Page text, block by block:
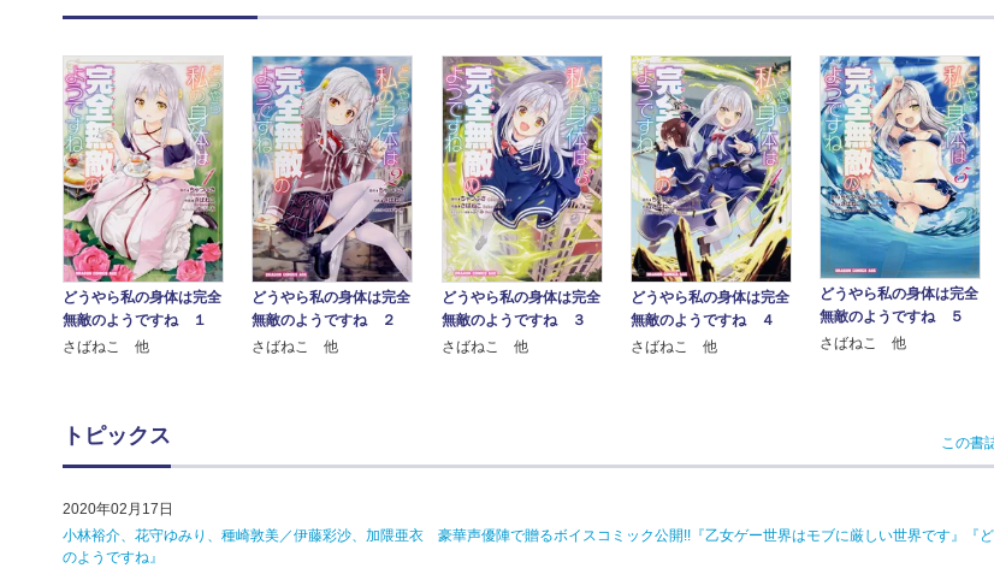
どうやら私の身体は完全
無敵のようですね １
さばねこ 他
どうやら私の身体は完全
無敵のようですね ２
さばねこ 他
どうやら私の身体は完全
無敵のようですね ３
さばねこ 他
どうやら私の身体は完全
無敵のようですね ４
さばねこ 他
どうやら私の身体は完全
無敵のようですね ５
さばねこ 他
トピックス この書
2020年02月17日
小林裕介、花守ゆみり、種崎敦美／伊藤彩沙、加隈亜衣 豪華声優陣で贈るボイスコミック公開!!『乙女ゲー世界はモブに厳しい世界です』『
のようですね』